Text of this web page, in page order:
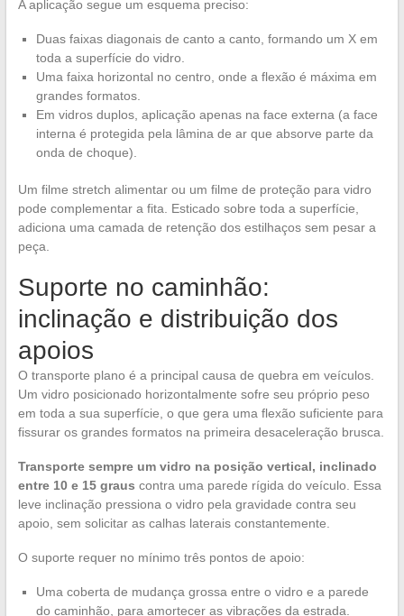
A aplicação segue um esquema preciso:
Duas faixas diagonais de canto a canto, formando um X em
toda a superfície do vidro.
Uma faixa horizontal no centro, onde a flexão é máxima em
grandes formatos.
Em vidros duplos, aplicação apenas na face externa (a face
interna é protegida pela lâmina de ar que absorve parte da
onda de choque).
Um filme stretch alimentar ou um filme de proteção para vidro
pode complementar a fita. Esticado sobre toda a superfície,
adiciona uma camada de retenção dos estilhaços sem pesar a
peça.
Suporte no caminhão:
inclinação e distribuição dos
apoios
O transporte plano é a principal causa de quebra em veículos.
Um vidro posicionado horizontalmente sofre seu próprio peso
em toda a sua superfície, o que gera uma flexão suficiente para
fissurar os grandes formatos na primeira desaceleração brusca.
Transporte sempre um vidro na posição vertical, inclinado
entre 10 e 15 graus contra uma parede rígida do veículo. Essa
leve inclinação pressiona o vidro pela gravidade contra seu
apoio, sem solicitar as calhas laterais constantemente.
O suporte requer no mínimo três pontos de apoio:
Uma coberta de mudança grossa entre o vidro e a parede
do caminhão, para amortecer as vibrações da estrada.